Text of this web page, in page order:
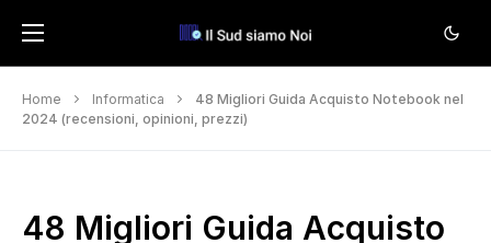
Home Informatica
48 Migliori Guida Acquisto Notebook nel
2024 (recensioni, opinioni, prezzi)
48 Migliori Guida Acquisto